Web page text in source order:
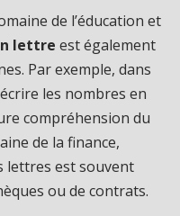
de l’éducation et
lettre est également
Par exemple, dans
les nombres en
compréhension du
de la finance,
lettres est souvent
ou de contrats.